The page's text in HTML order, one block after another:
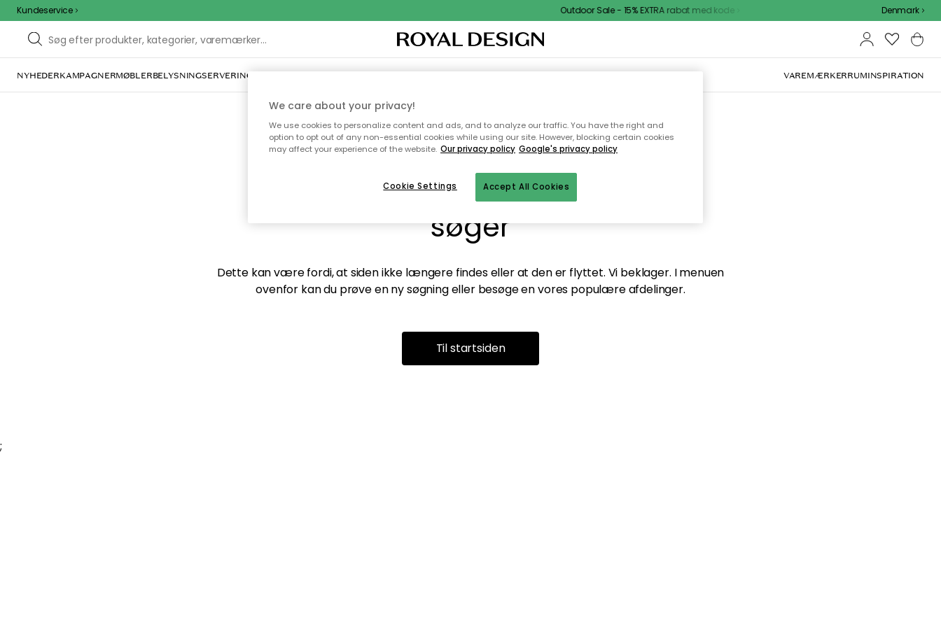
Kundeservice Outdoor Sale - 15% EXTRA rabat med kode Denmark
NYHEDERKAMPAGNERMØBLERBELYSNINGSERVERING INDRETNINGTEKSTIL & TÆPPERKØKKENETOPBEVARINGHAVEMØBLER VAREMÆRKERRUMINSPIRATION
Vi fandt desværre ikke siden du
søger
Dette kan være fordi, at siden ikke længere findes eller at den er flyttet. Vi beklager. I menuen
ovenfor kan du prøve en ny søgning eller besøge en vores populære afdelinger.
Til startsiden
;
We care about your privacy!
We use cookies to personalize content and ads, and to analyze our traffic. You have the right and
option to opt out of any non-essential cookies while using our site. However, blocking certain cookies
may affect your experience of the website. Our privacy policy Google's privacy policy
Accept All Cookies
Cookie Settings